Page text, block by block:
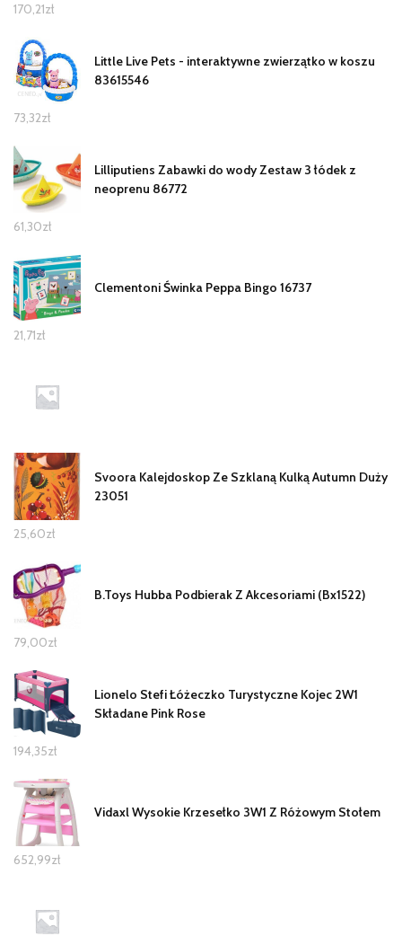
170,21zł
Little Live Pets - interaktywne zwierzątko w koszu
83615546
73,32zł
Lilliputiens Zabawki do wody Zestaw 3 łódek z
neoprenu 86772
61,30zł
Clementoni Świnka Peppa Bingo 16737
21,71zł
Svoora Kalejdoskop Ze Szklaną Kulką Autumn Duży
23051
25,60zł
B.Toys Hubba Podbierak Z Akcesoriami (Bx1522)
79,00zł
Lionelo Stefi Łóżeczko Turystyczne Kojec 2W1
Składane Pink Rose
194,35zł
Vidaxl Wysokie Krzesełko 3W1 Z Różowym Stołem
652,99zł